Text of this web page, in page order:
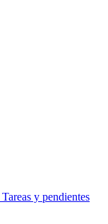
Tareas y pendientes